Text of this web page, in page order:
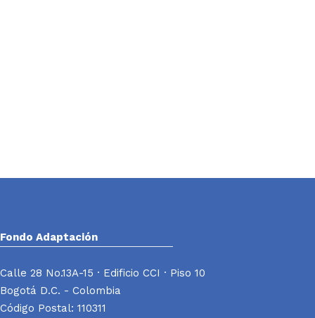
Fondo Adaptación
Calle 28 No.13A-15 · Edificio CCI · Piso 10
Bogotá D.C. - Colombia
Código Postal: 110311